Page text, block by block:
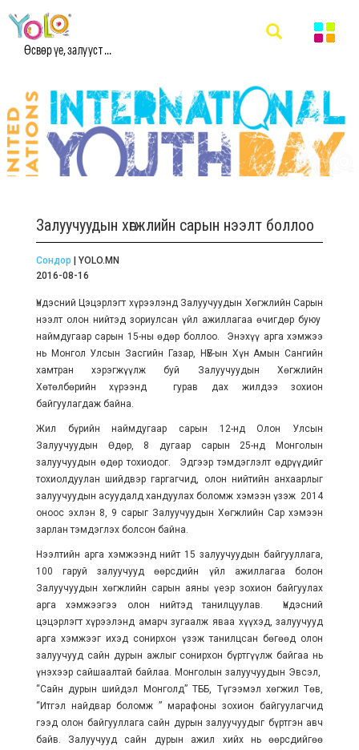
Өсвөр үе, залууст ...
Залуучуудын хөгжлийн сарын нээлт боллоо
Сондор | YOLO.MN
2016-08-16
Үндэсний Цэцэрлэгт хүрээлэнд Залуучуудын Хөгжлийн Сарын
нээлт олон нийтэд зориулсан үйл ажиллагаа өчигдөр буюу
наймдугаар сарын 15-ны өдөр боллоо. Энэхүү арга хэмжээ
нь Монгол Улсын Засгийн Газар, НҮБ-ын Хүн Амын Сангийн
хамтран хэрэгжүүлж буй Залуучуудын Хөгжлийн
Хөтөлбөрийн хүрээнд гурав дах жилдээ зохион
байгуулагдаж байна.
Жил бүрийн наймдугаар сарын 12-нд Олон Улсын
Залуучуудын Өдөр, 8 дугаар сарын 25-нд Монголын
залуучуудын өдөр тохиодог. Эдгээр тэмдэглэлт өдрүүдийг
тохиолдуулан шийдвэр гаргагчид, олон нийтийн анхаарлыг
залуучуудын асуудалд хандуулах боломж хэмээн үзэж 2014
оноос эхлэн 8, 9 сарыг Залуучуудын Хөгжлийн Сар хэмээн
зарлан тэмдэглэх болсон байна.
Нээлтийн арга хэмжээнд нийт 15 залуучуудын байгууллага,
100 гаруй залуучууд өөрсдийн үйл ажиллагаа болон
Залуучуудын хөгжлийн сарын аяны үеэр зохион байгуулах
арга хэмжээгээ олон нийтэд танилцуулав. Үндэсний
цэцэрлэгт хүрээлэнд амарч зугаалж яваа хүүхэд, залуучууд
арга хэмжээг ихэд сонирхон үзэж танилцсан бөгөөд олон
залуучууд сайн дурын ажлыг сонирхон бүртгүүлж байгаа нь
үнэхээр сайшаалтай байлаа. Монголын залуучуудын Эвсэл,
“Сайн дурын шийдэл Монголд” ТББ, Түгээмэл хөгжил Төв,
“Итгэл найдвар боломж ” марафоны зохион байгуулагчид
гээд олон байгууллага сайн дурын залуучуудыг бүртгэн авч
байв. Залуучууд сайн дурын ажил хийх нь өөрсдийгөө